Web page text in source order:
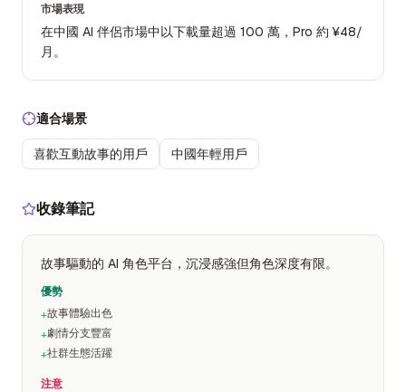
市場表現
在中國 AI 伴侶市場中以下載量超過 100 萬，Pro 約 ¥48/
月。
適合場景
喜歡互動故事的用戶 中國年輕用戶
收錄筆記
故事驅動的 AI 角色平台，沉浸感強但角色深度有限。
優勢
+故事體驗出色
+劇情分支豐富
+社群生態活躍
注意